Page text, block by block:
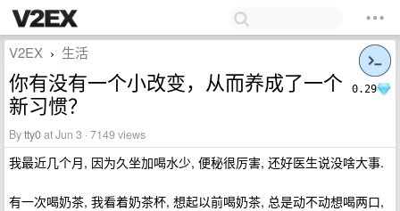
0.29
V2EX › 生活
你有没有一个小改变，从而养成了一个
新习惯？
Bytty0at Jun 3 · 7149 views
我最近几个月, 因为久坐加喝水少, 便秘很厉害, 还好医生说没啥大事.
有一次喝奶茶, 我看着奶茶杯, 想起以前喝奶茶, 总是动不动想喝两口,